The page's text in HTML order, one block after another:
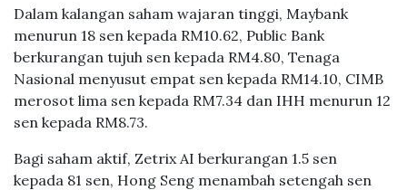
Dalam kalangan saham wajaran tinggi, Maybank
menurun 18 sen kepada RM10.62, Public Bank
berkurangan tujuh sen kepada RM4.80, Tenaga
Nasional menyusut empat sen kepada RM14.10, CIMB
merosot lima sen kepada RM7.34 dan IHH menurun 12
sen kepada RM8.73.
Bagi saham aktif, Zetrix AI berkurangan 1.5 sen
kepada 81 sen, Hong Seng menambah setengah sen